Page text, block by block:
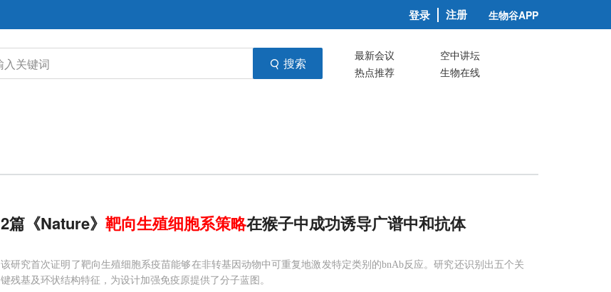
登录 注册 生物谷APP
搜索 最新会议
空中讲坛
热点推荐
生物在线
2篇《Nature》 靶向生殖细胞系策略在猴子中成功诱导广谱中和抗体
该研究首次证明了靶向生殖细胞系疫苗能够在非转基因动物中可重复地激发特定类别的bnAb反应。研究还识别出五个关
键残基及环状结构特征，为设计加强免疫原提供了分子蓝图。